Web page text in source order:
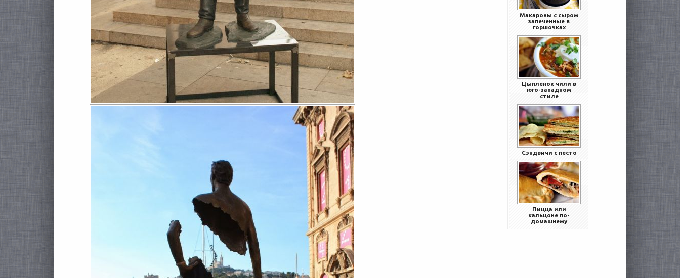
Макароны с сыром
запеченные в
горшочках
Цыпленок чили в
юго-западном
стиле
Сэндвичи с песто
Пицца или
кальцоне по-
домашнему